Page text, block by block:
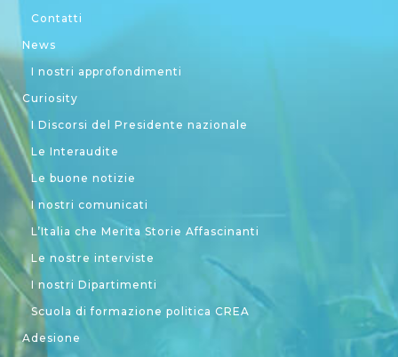
Contatti
News
I nostri approfondimenti
Curiosity
I Discorsi del Presidente nazionale
Le Interaudite
Le buone notizie
I nostri comunicati
L’Italia che Merita Storie Affascinanti
Le nostre interviste
I nostri Dipartimenti
Scuola di formazione politica CREA
Adesione